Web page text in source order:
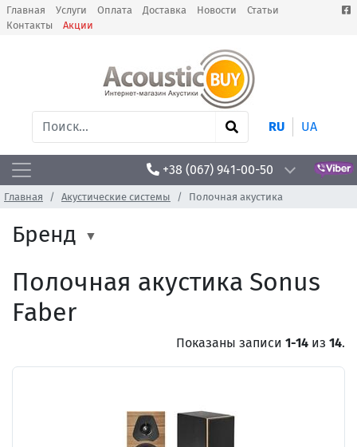
Главная Услуги Оплата Доставка Новости
Статьи
Контакты
Акции
RU UA
+38 (067) 941-00-50
Главная Акустические системы Полочная акустика
Бренд
Полочная акустика Sonus
Faber
Показаны записи 1-14 из 14.